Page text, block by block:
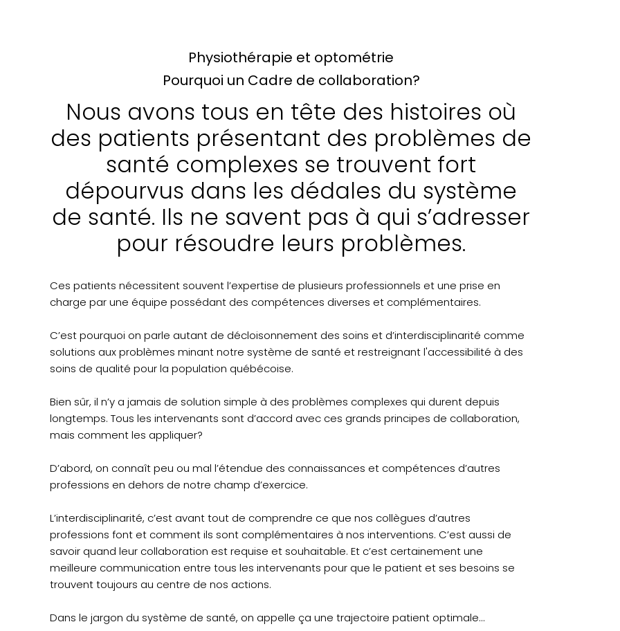
Physiothérapie et optométrie
Pourquoi un Cadre de collaboration?
Nous avons tous en tête des histoires où
des patients présentant des problèmes de
santé complexes se trouvent fort
dépourvus dans les dédales du système
de santé. Ils ne savent pas à qui s’adresser
pour résoudre leurs problèmes.
Ces patients nécessitent souvent l’expertise de plusieurs professionnels et une prise en
charge par une équipe possédant des compétences diverses et complémentaires.
C’est pourquoi on parle autant de décloisonnement des soins et d’interdisciplinarité comme
solutions aux problèmes minant notre système de santé et restreignant l'accessibilité à des
soins de qualité pour la population québécoise.
Bien sûr, il n’y a jamais de solution simple à des problèmes complexes qui durent depuis
longtemps. Tous les intervenants sont d’accord avec ces grands principes de collaboration,
mais comment les appliquer?
D’abord, on connaît peu ou mal l’étendue des connaissances et compétences d’autres
professions en dehors de notre champ d’exercice.
L’interdisciplinarité, c’est avant tout de comprendre ce que nos collègues d’autres
professions font et comment ils sont complémentaires à nos interventions. C’est aussi de
savoir quand leur collaboration est requise et souhaitable. Et c’est certainement une
meilleure communication entre tous les intervenants pour que le patient et ses besoins se
trouvent toujours au centre de nos actions.
Dans le jargon du système de santé, on appelle ça une trajectoire patient optimale…